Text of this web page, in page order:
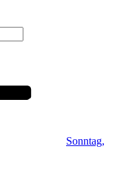
Sonntag,